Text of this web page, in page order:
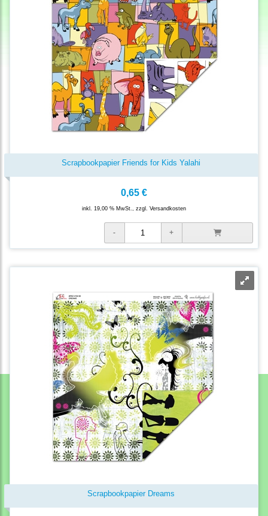
Scrapbookpapier Friends for Kids Yalahi
0,65 €
inkl. 19,00 % MwSt., zzgl. Versandkosten
Scrapbookpapier Dreams